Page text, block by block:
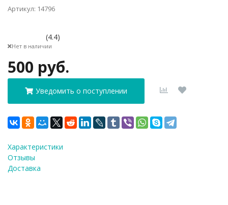
Артикул: 14796
(4.4)
Нет в наличии
500 руб.
Уведомить о поступлении
Характеристики
Отзывы
Доставка